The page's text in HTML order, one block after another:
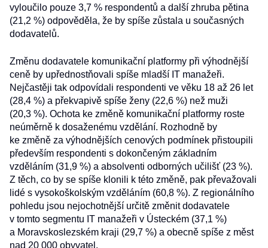
vyloučilo pouze 3,7 % respondentů a další zhruba pětina
(21,2 %) odpověděla, že by spíše zůstala u současných
dodavatelů.
Změnu dodavatele komunikační platformy při výhodnější
ceně by upřednostňovali spíše mladší IT manažeři.
Nejčastěji tak odpovídali respondenti ve věku 18 až 26 let
(28,4 %) a překvapivě spíše ženy (22,6 %) než muži
(20,3 %). Ochota ke změně komunikační platformy roste
neúměrně k dosaženému vzdělání. Rozhodně by
ke změně za výhodnějších cenových podmínek přistoupili
především respondenti s dokončeným základním
vzděláním (31,9 %) a absolventi odborných učilišť (23 %).
Z těch, co by se spíše klonili k této změně, pak převažovali
lidé s vysokoškolským vzděláním (60,8 %). Z regionálního
pohledu jsou nejochotnější určitě změnit dodavatele
v tomto segmentu IT manažeři v Ústeckém (37,1 %)
a Moravskoslezském kraji (29,7 %) a obecně spíše z měst
nad 20 000 obyvatel.